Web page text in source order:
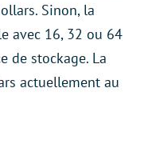
Sinon, la
avec 16, 32 ou 64
de stockage. La
actuellement au